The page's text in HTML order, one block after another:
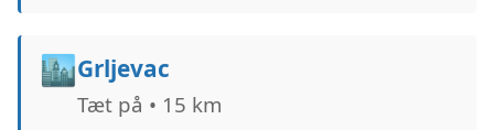
🏙️Grljevac
Tæt på • 15 km